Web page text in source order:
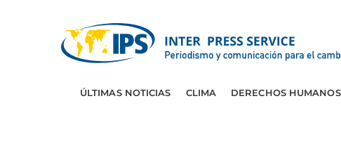
ÚLTIMAS NOTICIAS CLIMA DERECHOS HUMANOS